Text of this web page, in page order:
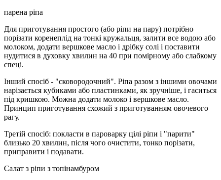
парена ріпа
Для приготування простого (або ріпи на пару) потрібно
порізати коренеплід на тонкі кружальця, залити все водою або
молоком, додати вершкове масло і дрібку солі і поставити
нудитися в духовку хвилин на 40 при помірному або слабкому
спеці.
Інший спосіб - "сковородочний". Ріпа разом з іншими овочами
нарізається кубиками або пластинками, як зручніше, і гаситься
під кришкою. Можна додати молоко і вершкове масло.
Принцип приготування схожий з приготуванням овочевого
рагу.
Третій спосіб: покласти в пароварку цілі ріпи і "парити"
близько 20 хвилин, після чого очистити, тонко порізати,
приправити і подавати.
Салат з ріпи з топінамбуром